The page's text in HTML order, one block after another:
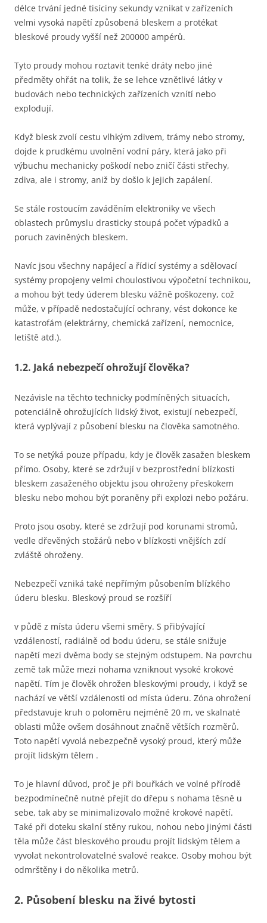
délce trvání jedné tisíciny sekundy vznikat v zařízeních
velmi vysoká napětí způsobená bleskem a protékat
bleskové proudy vyšší než 200000 ampérů.
Tyto proudy mohou roztavit tenké dráty nebo jiné
předměty ohřát na tolik, že se lehce vznětlivé látky v
budovách nebo technických zařízeních vznítí nebo
explodují.
Když blesk zvolí cestu vlhkým zdivem, trámy nebo stromy,
dojde k prudkému uvolnění vodní páry, která jako při
výbuchu mechanicky poškodí nebo zničí části střechy,
zdiva, ale i stromy, aniž by došlo k jejich zapálení.
Se stále rostoucím zaváděním elektroniky ve všech
oblastech průmyslu drasticky stoupá počet výpadků a
poruch zaviněných bleskem.
Navíc jsou všechny napájecí a řídicí systémy a sdělovací
systémy propojeny velmi choulostivou výpočetní technikou,
a mohou být tedy úderem blesku vážně poškozeny, což
může, v případě nedostačující ochrany, vést dokonce ke
katastrofám (elektrárny, chemická zařízení, nemocnice,
letiště atd.).
1.2. Jaká nebezpečí ohrožují člověka?
Nezávisle na těchto technicky podmíněných situacích,
potenciálně ohrožujících lidský život, existují nebezpečí,
která vyplývají z působení blesku na člověka samotného.
To se netýká pouze případu, kdy je člověk zasažen bleskem
přímo. Osoby, které se zdržují v bezprostřední blízkosti
bleskem zasaženého objektu jsou ohroženy přeskokem
blesku nebo mohou být poraněny při explozi nebo požáru.
Proto jsou osoby, které se zdržují pod korunami stromů,
vedle dřevěných stožárů nebo v blízkosti vnějších zdí
zvláště ohroženy.
Nebezpečí vzniká také nepřímým působením blízkého
úderu blesku. Bleskový proud se rozšíří
v půdě z místa úderu všemi směry. S přibývající
vzdáleností, radiálně od bodu úderu, se stále snižuje
napětí mezi dvěma body se stejným odstupem. Na povrchu
země tak může mezi nohama vzniknout vysoké krokové
napětí. Tím je člověk ohrožen bleskovými proudy, i když se
nachází ve větší vzdálenosti od místa úderu. Zóna ohrožení
představuje kruh o poloměru nejméně 20 m, ve skalnaté
oblasti může ovšem dosáhnout značně větších rozměrů.
Toto napětí vyvolá nebezpečně vysoký proud, který může
projít lidským tělem .
To je hlavní důvod, proč je při bouřkách ve volné přírodě
bezpodmínečně nutné přejít do dřepu s nohama těsně u
sebe, tak aby se minimalizovalo možné krokové napětí.
Také při doteku skalní stěny rukou, nohou nebo jinými části
těla může část bleskového proudu projít lidským tělem a
vyvolat nekontrolovatelné svalové reakce. Osoby mohou být
odmrštěny i do několika metrů.
2. Působení blesku na živé bytosti